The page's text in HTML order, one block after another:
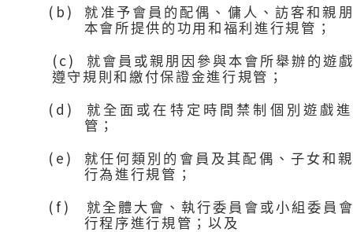
(b)
就准予會員的配偶、傭人、訪客和親
本會所提供的功用和福利進行規管；
(c)
就會員或親朋因參與本會所舉辦的遊
遵守規則和繳付保證金進行規管；
(d)
就全面或在特定時間禁制個別遊戲
管；
(e)
就任何類別的會員及其配偶、子女和
行為進行規管；
(f)
就全體大會、執行委員會或小組委員
行程序進行規管；以及